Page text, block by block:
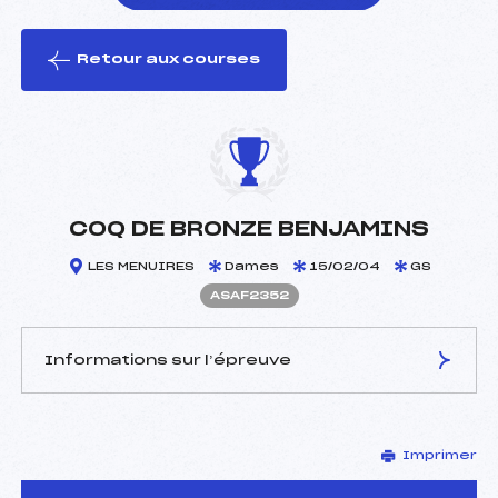
le ski
Retour aux courses
COQ DE BRONZE BENJAMINS
LES MENUIRES Dames 15/02/04 GS
ASAF2352
Informations sur l’épreuve
GURI STEPHANE (SA)
Arbitre :
BONDIER JEROME (SA)
Imprimer